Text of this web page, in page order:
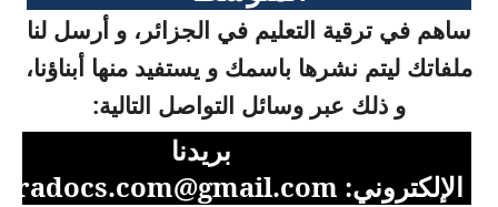
ساهم في ترقية التعليم في الجزائر، و أرسل لنا
ملفاتك ليتم نشرها باسمك و يستفيد منها أبناؤنا،
و ذلك عبر وسائل التواصل التالية:
بريدنا
الإلكتروني: